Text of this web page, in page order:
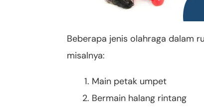
Beberapa jenis olahraga dalam
misalnya:
Main petak umpet
Bermain halang rintang